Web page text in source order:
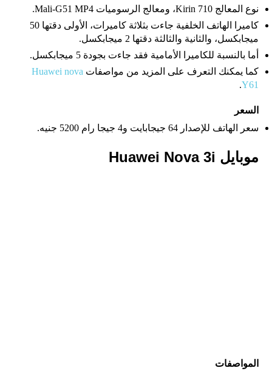
نوع المعالج Kirin 710، ومعالج الرسوميات Mali-G51 MP4.
كاميرا الهاتف الخلفية جاءت بثلاثة كاميرات، الأولى دقتها 50
ميجابكسل، والثانية والثالثة دقتها 2 ميجابكسل.
أما بالنسبة للكاميرا الأمامية فقد جاءت بجودة 5 ميجابكسل.
كما يمكنك التعرف على المزيد من مواصفات Huawei nova
Y61
.
السعر
سعر الهاتف للإصدار 64 جيجابايت و4 جيجا رام 5200 جنيه.
موبايل Huawei Nova 3i
المواصفات